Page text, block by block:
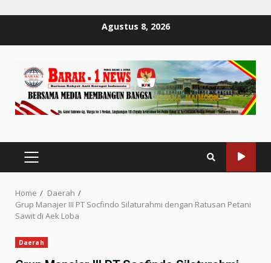
Agustus 8, 2026
PRIMARY
MENU
Home
Daerah
Grup Manajer III PT Socfindo Silaturahmi dengan Ratusan Petani
Sawit di Aek Loba
Daerah